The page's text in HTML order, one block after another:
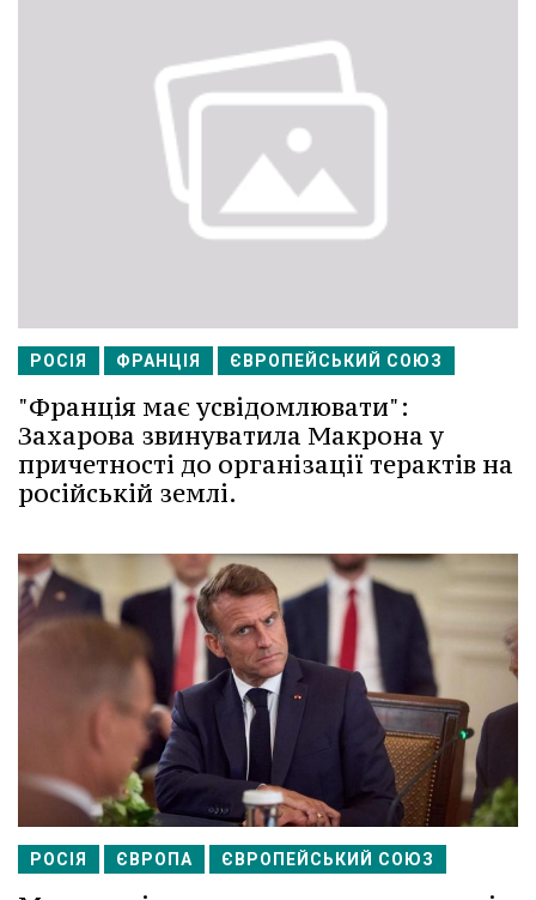
РОСІЯ ФРАНЦІЯ ЄВРОПЕЙСЬКИЙ СОЮЗ
"Франція має усвідомлювати":
Захарова звинуватила Макрона у
причетності до організації терактів на
російській землі.
РОСІЯ ЄВРОПА ЄВРОПЕЙСЬКИЙ СОЮЗ